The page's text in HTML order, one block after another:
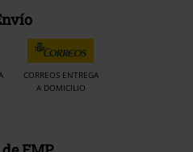
CORREOS ENTREGA
A DOMICILIO
EMP